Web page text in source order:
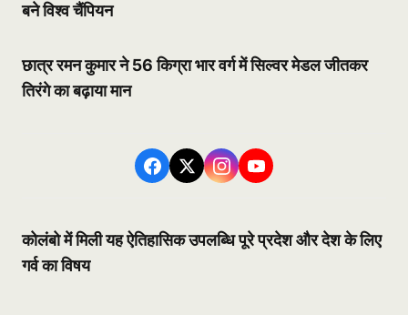
बने विश्व चैंपियन
छात्र रमन कुमार ने 56 किग्रा भार वर्ग में सिल्वर मेडल जीतकर
तिरंगे का बढ़ाया मान
कोलंबो में मिली यह ऐतिहासिक उपलब्धि पूरे प्रदेश और देश के लिए
गर्व का विषय